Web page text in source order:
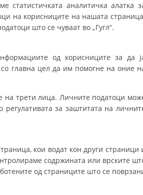
И ДЕЈСТВО ПРИ КАТАСТРОФИ
И ДЕЈСТВУВАЊЕ ПРИ КАТАСТРОФИ
НА ЈАВНО МИСЛЕЊЕ
ФОРМУЛАРИ ЗА БАРАЊА
ПРЕВЕНТИВНА ДЕЈНОСТ
статистичката аналитичка алатка
на корисниците на нашата
што се чуваат во „Гугл“.
од корисниците за да
со главна цел да им помогне на оние
на трети лица. Личните податоци
регулативата за заштитата на
кои водат кон други страници
содржината или врските
од страниците што се